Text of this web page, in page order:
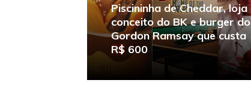
Piscininha de Cheddar, loja
conceito do BK e burger do
Gordon Ramsay que custa
R$ 600